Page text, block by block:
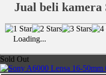
Jual beli kamera
Loading...
Sold Out